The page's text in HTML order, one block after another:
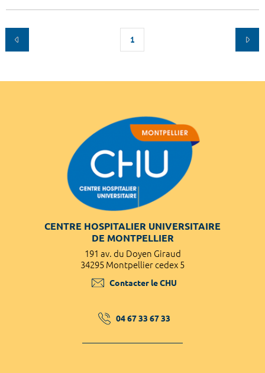
1
CENTRE HOSPITALIER UNIVERSITAIRE
DE MONTPELLIER
191 av. du Doyen Giraud
34295 Montpellier cedex 5
Contacter le CHU
04 67 33 67 33